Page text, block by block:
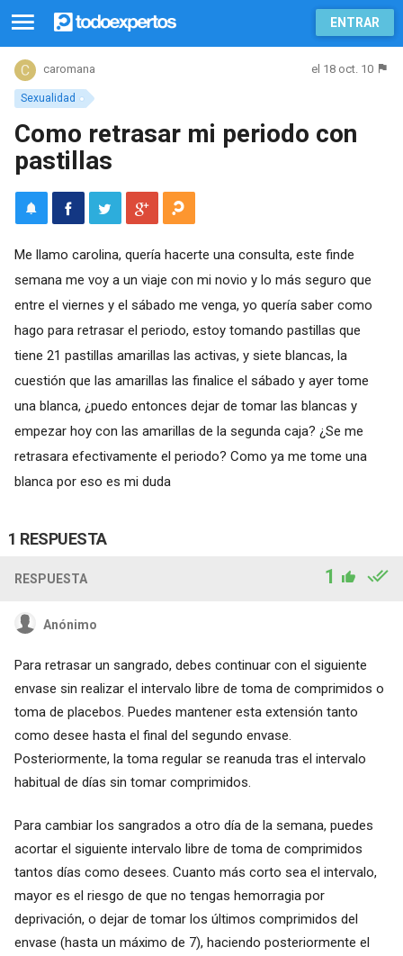
ENTRAR
Sexualidad
caromana el 18 oct. 10
Como retrasar mi periodo con
pastillas
Me llamo carolina, quería hacerte una consulta, este finde
semana me voy a un viaje con mi novio y lo más seguro que
entre el viernes y el sábado me venga, yo quería saber como
hago para retrasar el periodo, estoy tomando pastillas que
tiene 21 pastillas amarillas las activas, y siete blancas, la
cuestión que las amarillas las finalice el sábado y ayer tome
una blanca, ¿puedo entonces dejar de tomar las blancas y
empezar hoy con las amarillas de la segunda caja? ¿Se me
retrasara efectivamente el periodo? Como ya me tome una
blanca por eso es mi duda
1 RESPUESTA
RESPUESTA 1
Anónimo
Para retrasar un sangrado, debes continuar con el siguiente
envase sin realizar el intervalo libre de toma de comprimidos o
toma de placebos. Puedes mantener esta extensión tanto
como desee hasta el final del segundo envase.
Posteriormente, la toma regular se reanuda tras el intervalo
habitual de días sin tomar comprimidos.
Para cambiar los sangrados a otro día de la semana, puedes
acortar el siguiente intervalo libre de toma de comprimidos
tantos días como desees. Cuanto más corto sea el intervalo,
mayor es el riesgo de que no tengas hemorragia por
deprivación, o dejar de tomar los últimos comprimidos del
envase (hasta un máximo de 7), haciendo posteriormente el